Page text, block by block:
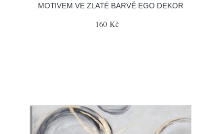
MOTIVEM VE ZLATÉ BARVĚ EGO DEKOR
160 Kč